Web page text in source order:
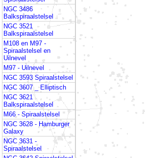
NGC 3486
Balkspiraalstelsel
NGC 3521
Balkspiraalstelsel
M108 en M97 -
Spiraalstelsel en
Uilnevel
M97 - Uilnevel
NGC 3593 Spiraalstelsel
NGC 3607 _ Elliptisch
NGC 3621
Balkspiraalstelsel
M66 - Spiraalstelsel
NGC 3628 - Hamburger
Galaxy
NGC 3631 -
Spiraalstelsel